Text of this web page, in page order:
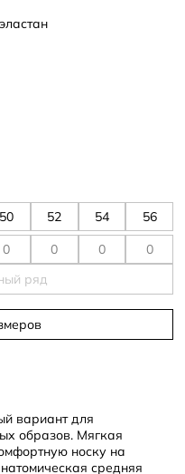
50 52 54 56
ряд
вариант для
образов. Мягкая
носку на
средняя